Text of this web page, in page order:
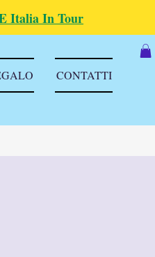
Italia In Tour
CONTATTI